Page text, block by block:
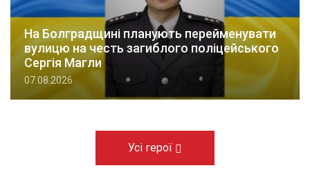
На Болградщині планують перейменувати
вулицю на честь загиблого поліцейського
Сергія Магли
07.08.2026
Усі герої